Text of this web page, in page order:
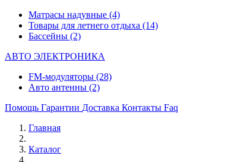
Матрасы надувные (4)
Товары для летнего отдыха (14)
Бассейны (2)
АВТО ЭЛЕКТРОНИКА
FM-модуляторы (28)
Авто антенны (2)
Помощь Гарантии Доставка Контакты Faq
Главная
Каталог